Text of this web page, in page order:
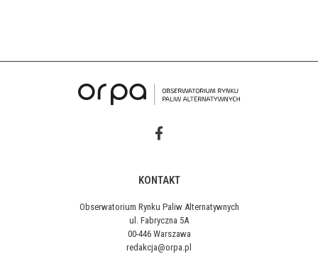
KONTAKT
Obserwatorium Rynku Paliw Alternatywnych
ul. Fabryczna 5A
00-446 Warszawa
redakcja@orpa.pl